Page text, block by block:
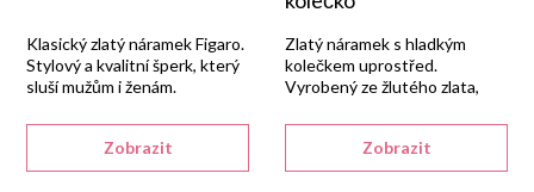
Zobrazit
Klasický zlatý náramek Figaro.
Stylový a kvalitní šperk, který
sluší mužům i ženám.
Zobrazit
Zlatý náramek s hladkým
kolečkem uprostřed.
Vyrobený ze žlutého zlata,